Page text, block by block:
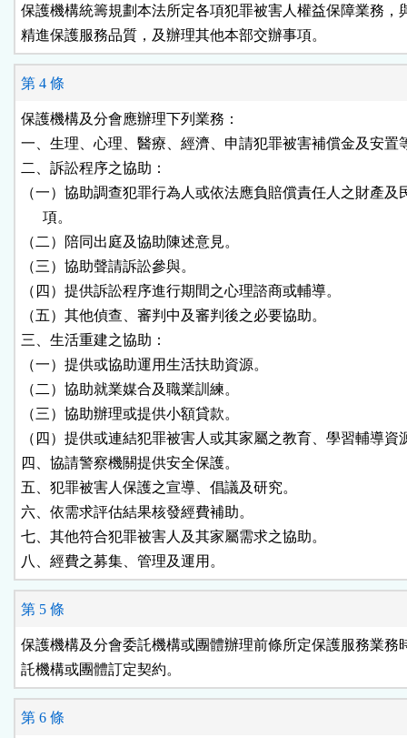
保護機構統籌規劃本法所定各項犯罪被害人權益保障業務，
精進保護服務品質，及辦理其他本部交辦事項。
第 4 條
保護機構及分會應辦理下列業務：
一、生理、心理、醫療、經濟、申請犯罪被害補償金及安置
二、訴訟程序之協助：
（一）協助調查犯罪行為人或依法應負賠償責任人之財產及
      項。
（二）陪同出庭及協助陳述意見。
（三）協助聲請訴訟參與。
（四）提供訴訟程序進行期間之心理諮商或輔導。
（五）其他偵查、審判中及審判後之必要協助。
三、生活重建之協助：
（一）提供或協助運用生活扶助資源。
（二）協助就業媒合及職業訓練。
（三）協助辦理或提供小額貸款。
（四）提供或連結犯罪被害人或其家屬之教育、學習輔導資
四、協請警察機關提供安全保護。
五、犯罪被害人保護之宣導、倡議及研究。
六、依需求評估結果核發經費補助。
七、其他符合犯罪被害人及其家屬需求之協助。
八、經費之募集、管理及運用。
第 5 條
保護機構及分會委託機構或團體辦理前條所定保護服務業務
託機構或團體訂定契約。
第 6 條